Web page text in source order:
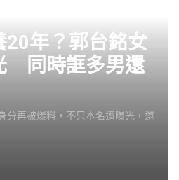
20年？郭台銘女
同時誆多男還
分再被爆料，不只本名遭曝光，還